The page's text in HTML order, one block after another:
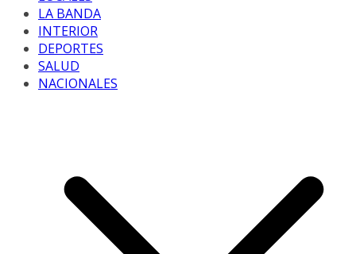
LA BANDA
INTERIOR
DEPORTES
SALUD
NACIONALES